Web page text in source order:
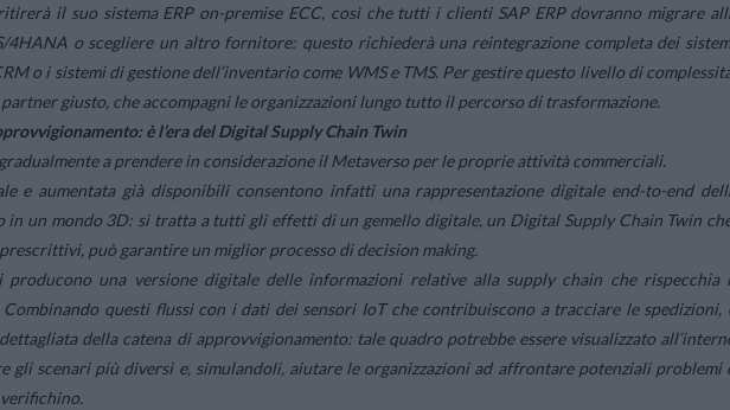
il suo sistema ERP on-premise ECC, così che tutti i clienti SAP ERP dovranno migrare
4HANA o scegliere un altro fornitore: questo richiederà una reintegrazione completa dei
o i sistemi di gestione dell’inventario come WMS e TMS. Per gestire questo livello di
giusto, che accompagni le organizzazioni lungo tutto il percorso di trasformazione.
è l’era del Digital Supply Chain Twin
a prendere in considerazione il Metaverso per le proprie attività commerciali.
e aumentata già disponibili consentono infatti una rappresentazione digitale end-to-end
in un mondo 3D: si tratta a tutti gli effetti di un gemello digitale, un Digital Supply Chain Twin
può garantire un miglior processo di decision making.
producono una versione digitale delle informazioni relative alla supply chain che rispecchia
questi flussi con i dati dei sensori IoT che contribuiscono a tracciare le spedizioni,
della catena di approvvigionamento: tale quadro potrebbe essere visualizzato
gli scenari più diversi e, simulandoli, aiutare le organizzazioni ad affrontare potenziali problemi